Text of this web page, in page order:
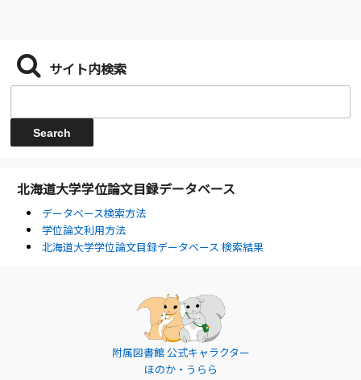
サイト内検索
北海道大学学位論文目録データベース
データベース検索方法
学位論文利用方法
北海道大学学位論文目録データベース 検索結果
附属図書館 公式キャラクター
ほのか・うらら